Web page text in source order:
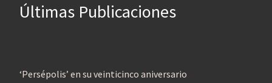
Últimas Publicaciones
‘Persépolis’ en su veinticinco aniversario